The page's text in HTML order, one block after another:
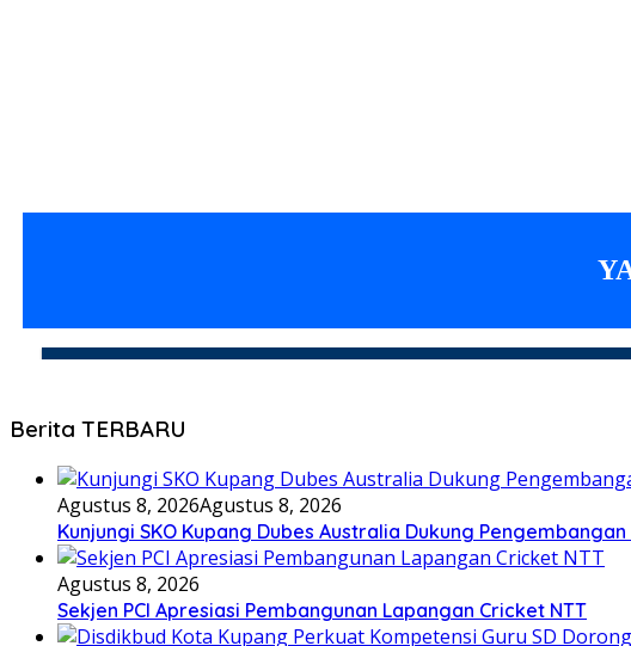
Berita TERBARU
Agustus 8, 2026Agustus 8, 2026
Kunjungi SKO Kupang Dubes Australia Dukung
Agustus 8, 2026
Sekjen PCI Apresiasi Pembangunan Lapangan Cricket NTT